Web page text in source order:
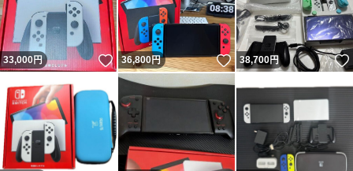
33,000円 いいね！
36,800円 いいね！
38,700円